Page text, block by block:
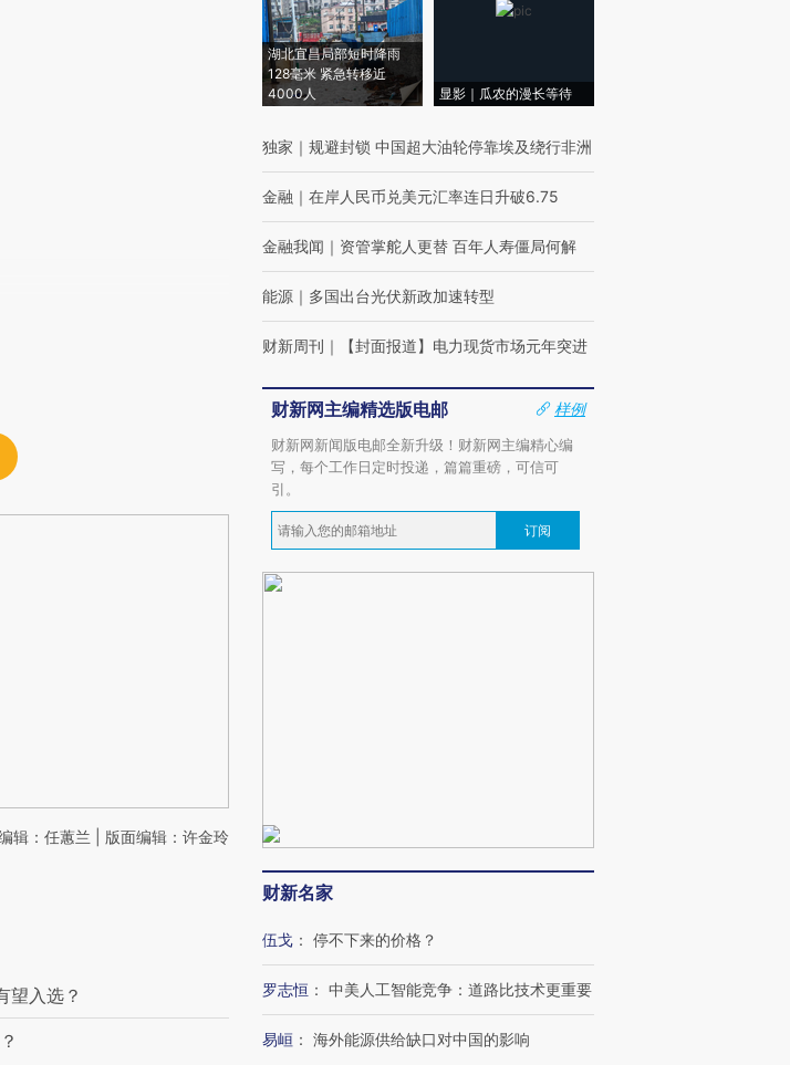
辑：任蕙兰 | 版面编辑：许金玲
望入选？
湖北宜昌局部短时降雨
128毫米 紧急转移近
4000人
显影｜瓜农的漫长等待
独家 ｜ 规避封锁 中国超大油轮停靠埃及绕行非洲
金融 ｜ 在岸人民币兑美元汇率连日升破6.75
金融我闻 ｜ 资管掌舵人更替 百年人寿僵局何解
能源 ｜ 多国出台光伏新政加速转型
财新周刊 ｜ 【封面报道】电力现货市场元年突进
财新网主编精选版电邮
样例
财新网新闻版电邮全新升级！财新网主编精心编
写，每个工作日定时投递，篇篇重磅，可信可
引。
订阅
财新名家
伍戈 ： 停不下来的价格？
罗志恒 ： 中美人工智能竞争：道路比技术更重要
易峘 ： 海外能源供给缺口对中国的影响